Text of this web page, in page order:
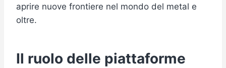
aprire nuove frontiere nel mondo del metal e
oltre.
Il ruolo delle piattaforme